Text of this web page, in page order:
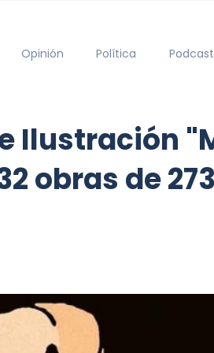
Opinión Política Podcast
Ilustración
obras de